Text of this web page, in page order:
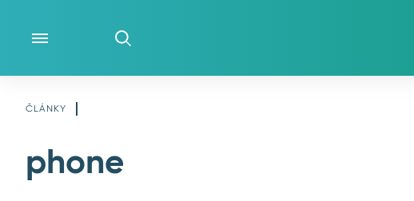
ČO ROBÍME
O NÁS
ČLÁNKY
phone